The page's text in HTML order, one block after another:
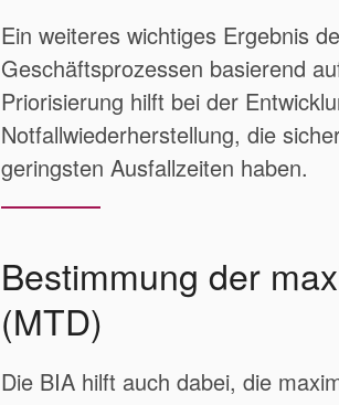
Ein weiteres wichtiges Ergebnis
Geschäftsprozessen basierend
Priorisierung hilft bei der
Notfallwiederherstellung, die
geringsten Ausfallzeiten haben.
Bestimmung der
(MTD)
Die BIA hilft auch dabei, die